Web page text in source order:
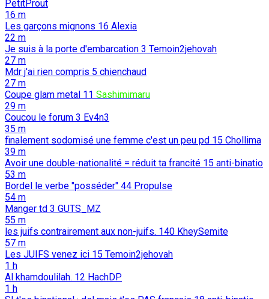
PetitProut
16 m
Les garçons mignons 16 Alexia
22 m
Je suis à la porte d'embarcation 3 Temoin2jehovah
27 m
Mdr j'ai rien compris 5 chienchaud
27 m
Coupe glam metal 11 Sashimimaru
29 m
Coucou le forum 3 Ev4n3
35 m
finalement sodomisé une femme c'est un peu pd 15 Chollima
39 m
Avoir une double-nationalité = réduit ta francité 15 anti-binatio
53 m
Bordel le verbe "posséder" 44 Propulse
54 m
Manger td 3 GUTS_MZ
55 m
les juifs contrairement aux non-juifs. 140 KheySemite
57 m
Les JUIFS venez ici 15 Temoin2jehovah
1 h
Al khamdoulilah. 12 HachDP
1 h